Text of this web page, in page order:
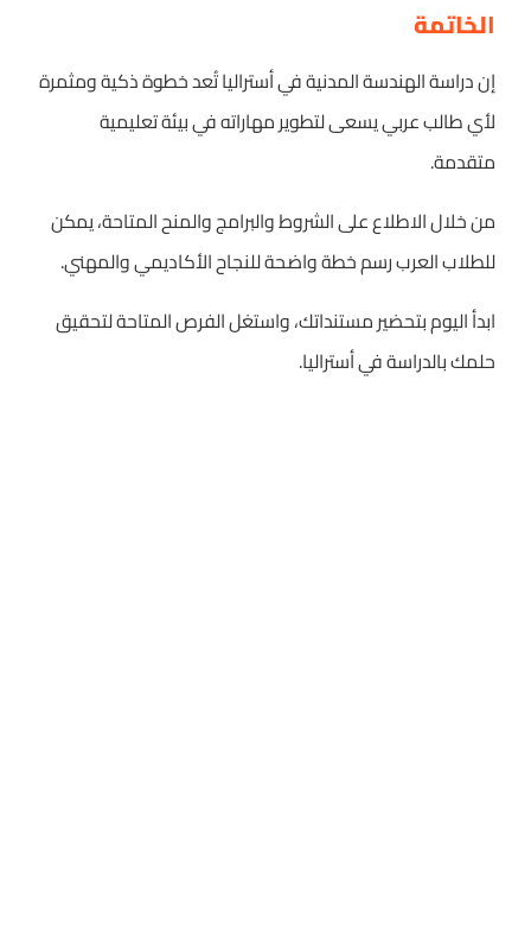
الخاتمة
إن دراسة الهندسة المدنية في أستراليا تُعد خطوة ذكية ومثمرة
لأي طالب عربي يسعى لتطوير مهاراته في بيئة تعليمية
متقدمة.
من خلال الاطلاع على الشروط والبرامج والمنح المتاحة، يمكن
للطلاب العرب رسم خطة واضحة للنجاح الأكاديمي والمهني.
ابدأ اليوم بتحضير مستنداتك، واستغل الفرص المتاحة لتحقيق
حلمك بالدراسة في أستراليا.